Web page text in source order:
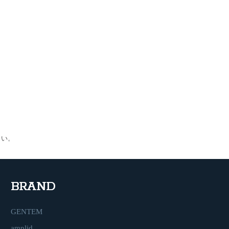
。
BRAND
GENTEM